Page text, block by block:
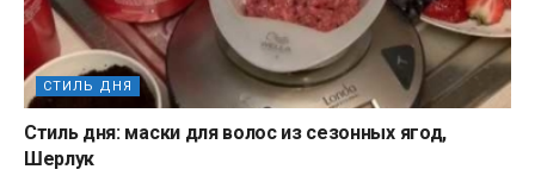
СТИЛЬ ДНЯ
Стиль дня: маски для волос из сезонных ягод,
Шерлук